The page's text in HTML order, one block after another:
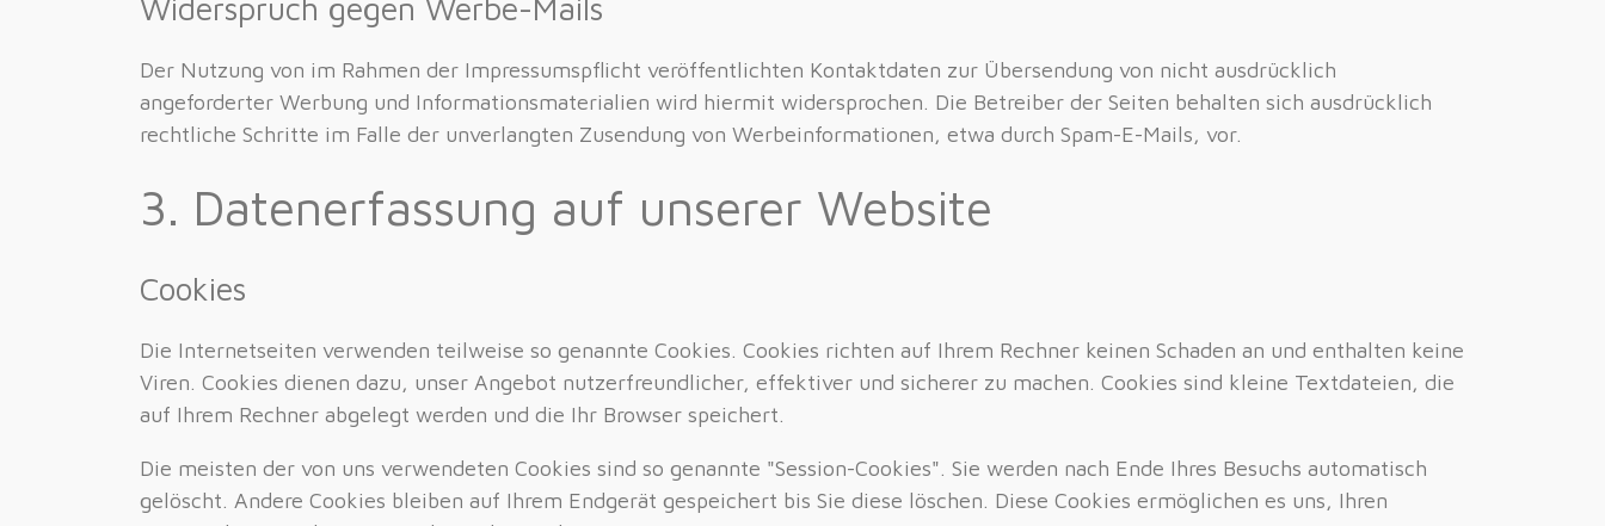
Widerspruch gegen Werbe-Mails
Der Nutzung von im Rahmen der Impressumspflicht veröffentlichten Kontaktdaten zur Übersendung von nicht ausdrücklich
angeforderter Werbung und Informationsmaterialien wird hiermit widersprochen. Die Betreiber der Seiten behalten sich ausdrücklich
rechtliche Schritte im Falle der unverlangten Zusendung von Werbeinformationen, etwa durch Spam-E-Mails, vor.
3. Datenerfassung auf unserer Website
Cookies
Die Internetseiten verwenden teilweise so genannte Cookies. Cookies richten auf Ihrem Rechner keinen Schaden an und enthalten keine
Viren. Cookies dienen dazu, unser Angebot nutzerfreundlicher, effektiver und sicherer zu machen. Cookies sind kleine Textdateien, die
auf Ihrem Rechner abgelegt werden und die Ihr Browser speichert.
Die meisten der von uns verwendeten Cookies sind so genannte "Session-Cookies". Sie werden nach Ende Ihres Besuchs automatisch
gelöscht. Andere Cookies bleiben auf Ihrem Endgerät gespeichert bis Sie diese löschen. Diese Cookies ermöglichen es uns, Ihren